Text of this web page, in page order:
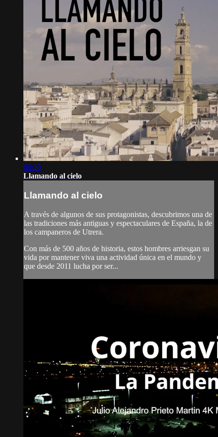
08:20
Llamando al cielo
Llamando al cielo
A través de algunos de sus protagonistas, descubrimos una de
las tradiciones más antiguas y espectaculares de España, la de
los campaneros de Utrera.
Con más de 500 años de historia, estos hombres arriesgan su
vida por mantener viva una actividad única en el mundo y
que desde 2011 lucha por ser...